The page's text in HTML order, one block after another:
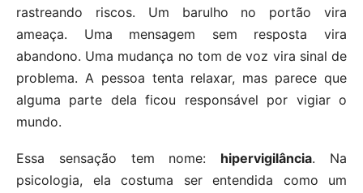
rastreando riscos. Um barulho no portão vira
ameaça. Uma mensagem sem resposta vira
abandono. Uma mudança no tom de voz vira sinal de
problema. A pessoa tenta relaxar, mas parece que
alguma parte dela ficou responsável por vigiar o
mundo.
Essa sensação tem nome: hipervigilância. Na
psicologia, ela costuma ser entendida como um